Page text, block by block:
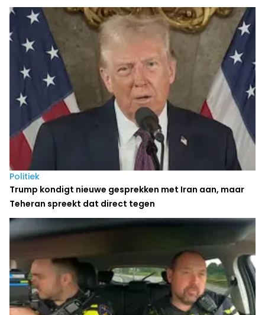
Politiek
Trump kondigt nieuwe gesprekken met Iran aan, maar
Teheran spreekt dat direct tegen